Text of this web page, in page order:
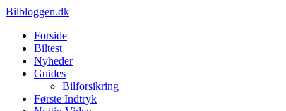
Bilbloggen.dk
Forside
Biltest
Nyheder
Guides
Bilforsikring
Første Indtryk